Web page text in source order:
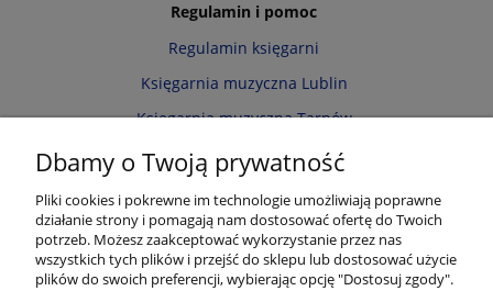
Regulamin i pomoc
Regulamin księgarni
Księgarnia muzyczna Lublin
Księgarnia muzyczna Tarnów
Informacja o cookies
Zwroty i reklamacje
Moje konto
Dbamy o Twoją prywatność
Pliki cookies i pokrewne im technologie umożliwiają poprawne
działanie strony i pomagają nam dostosować ofertę do Twoich
potrzeb. Możesz zaakceptować wykorzystanie przez nas
wszystkich tych plików i przejść do sklepu lub dostosować użycie
plików do swoich preferencji, wybierając opcję "Dostosuj zgody".